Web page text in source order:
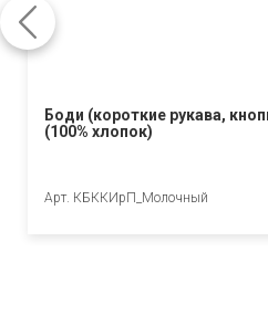
Боди (короткие рукава,
(100% хлопок)
Арт. КБККИрП_Молочный